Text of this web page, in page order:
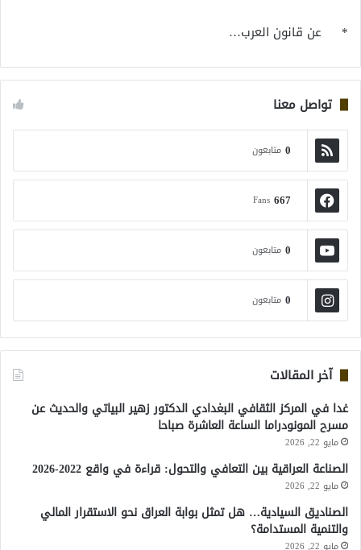
* عن قانون العرب…
تواصل معنا
0 متابعون
667
Fans
0 متابعون
0 متابعون
آخر المقالات
غدا في المركز الثقافي البغدادي الدكتور زهير البياتي والحديث عن
مسرح المونودراما الساعة العاشرة صباحا
مايو 22, 2026
الصناعة العراقية بين التعافي والتحول: قراءة في واقع 2022-2026
مايو 22, 2026
الصناديق السيادية… هل تمثل بوابة العراق نحو الاستقرار المالي
والتنمية المستدامة؟
مايو 22, 2026